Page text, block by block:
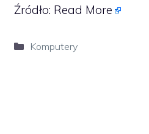
Źródło: Read More
Kategorie
Komputery